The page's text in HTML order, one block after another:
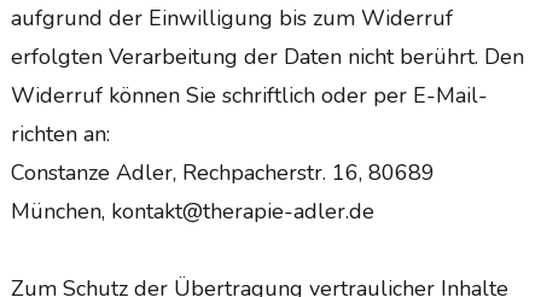
aufgrund der Einwilligung bis zum Widerruf
erfolgten Verarbeitung der Daten nicht berührt. Den
Widerruf können Sie schriftlich oder per E-Mail-
richten an:
Constanze Adler, Rechpacherstr. 16, 80689
München, kontakt@therapie-adler.de
Zum Schutz der Übertragung vertraulicher Inhalte